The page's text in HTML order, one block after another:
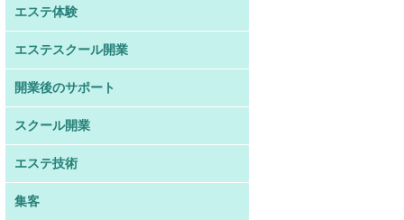
エステ体験
エステスクール開業
開業後のサポート
スクール開業
エステ技術
集客